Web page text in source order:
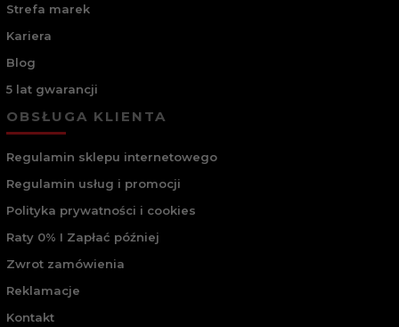
Strefa marek
Kariera
Blog
5 lat gwarancji
OBSŁUGA KLIENTA
Regulamin sklepu internetowego
Regulamin usług i promocji
Polityka prywatności i cookies
Raty 0% I Zapłać później
Zwrot zamówienia
Reklamacje
Kontakt